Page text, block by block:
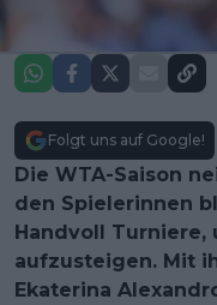
Folgt uns auf Google!
Die WTA-Saison
den Spielerinnen
Handvoll Turniere,
aufzusteigen. Mit
Ekaterina